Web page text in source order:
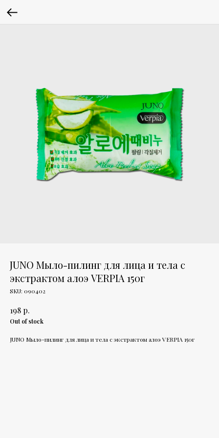
JUNO Мыло-пилинг для лица и тела с
экстрактом алоэ VERPIA 150г
SKU: 090402
198 р.
Out of stock
JUNO Мыло-пилинг для лица и тела с экстрактом алоэ VERPIA 150г